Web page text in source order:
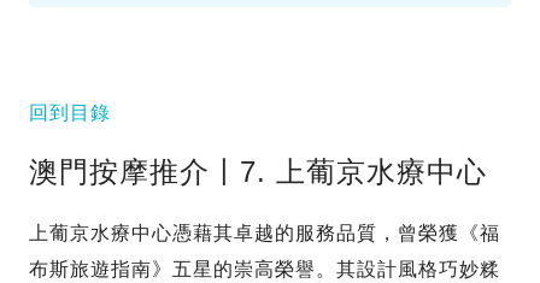
回到目錄
澳門按摩推介〡7. 上葡京水療中心
上葡京水療中心憑藉其卓越的服務品質，曾榮獲《福
布斯旅遊指南》五星的崇高榮譽。其設計風格巧妙糅